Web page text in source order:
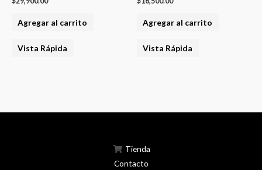
Agregar al carrito
Vista Rápida
Agregar al carrito
Vista Rápida
Tienda
Contacto